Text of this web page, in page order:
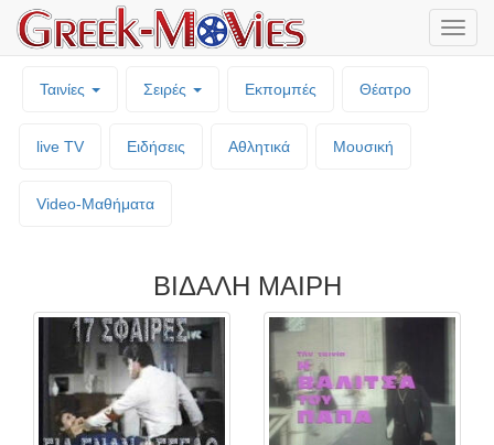
Ταινίες Σειρές Εκπομπές Θέατρο
live TV Ειδήσεις Αθλητικά Μουσική
Video-Mαθήματα
ΒΙΔΑΛΗ ΜΑΙΡΗ